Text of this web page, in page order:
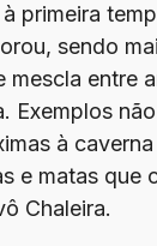
primeira
sendo
mescla entre
Exemplos
à
e matas que
Chaleira.